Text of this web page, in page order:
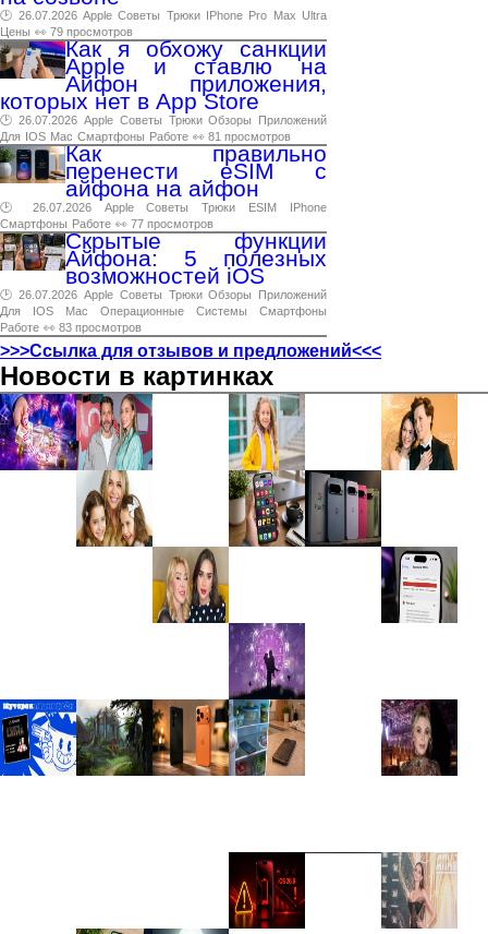
🕑 26.07.2026 Apple Советы Трюки IPhone Pro Max Ultra
Цены 👀 79 просмотров
Как я обхожу санкции
Apple и ставлю на
Айфон приложения,
которых нет в App Store
🕑 26.07.2026 Apple Советы Трюки Обзоры
Приложений
Для IOS Mac Смартфоны Работе 👀 81 просмотров
Как правильно
перенести eSIM с
айфона на айфон
🕑 26.07.2026 Apple Советы Трюки ESIM
IPhone
Смартфоны Работе 👀 77 просмотров
Скрытые функции
Айфона: 5 полезных
возможностей iOS
🕑 26.07.2026 Apple Советы Трюки Обзоры
Приложений
Для
IOS Mac Операционные Системы
Смартфоны
Работе 👀 83 просмотров
>>>Ссылка для отзывов и предложений<<<
Новости в картинках